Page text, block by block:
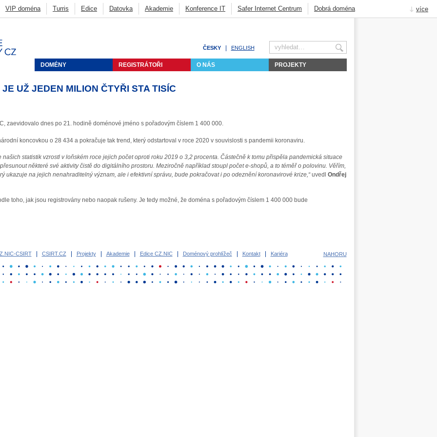
VIP doména Turris Edice Datovka Akademie Konference IT Safer Internet Centrum
Dobrá doména
více
ČESKY ENGLISH
DOMÉNY REGISTRÁTOŘI O NÁS PROJEKTY
UŽ JEDEN MILION ČTYŘI STA TISÍC
zaevidovalo dnes po 21. hodině doménové jméno s pořadovým číslem 1 400 000.
koncovkou o 28 434 a pokračuje tak trend, který odstartoval v roce 2020 v souvislosti s pandemii koronaviru.
statistik vzrostl v loňském roce jejich počet oproti roku 2019 o 3,2 procenta. Částečně k tomu přispěla pandemická situace
některé své aktivity čistě do digitálního prostoru. Meziročně například stoupl počet e-shopů, a to téměř o polovinu. Věřím,
ukazuje na jejich nenahraditelný význam, ale i efektivní správu, bude pokračovat i po odeznění koronavirové krize,“uvedl Ondřej
toho, jak jsou registrovány nebo naopak rušeny. Je tedy možné, že doména s pořadovým číslem 1 400 000 bude
NAHORU
CSIRT CSIRT.CZ Projekty Akademie Edice CZ.NIC Doménový prohlížeč Kontakt Kariéra